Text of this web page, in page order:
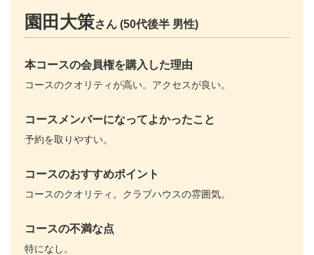
園田大策さん (50代後半 男性)
本コースの会員権を購入した理由
コースのクオリティが高い。アクセスが良い。
コースメンバーになってよかったこと
予約を取りやすい。
コースのおすすめポイント
コースのクオリティ。クラブハウスの雰囲気。
コースの不満な点
特になし。